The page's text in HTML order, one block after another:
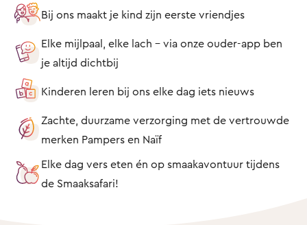
Bij ons maakt je kind zijn eerste vriendjes
Elke mijlpaal, elke lach – via onze ouder-app ben
je altijd dichtbij
Kinderen leren bij ons elke dag iets nieuws
Zachte, duurzame verzorging met de vertrouwde
merken Pampers en Naïf
Elke dag vers eten én op smaakavontuur tijdens
de Smaaksafari!